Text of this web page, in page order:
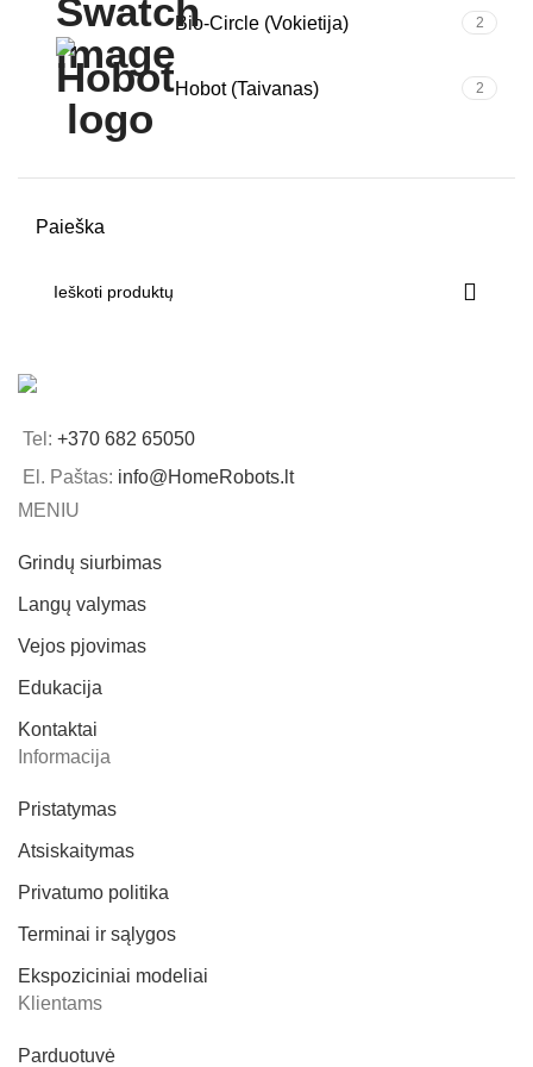
Bio-Circle (Vokietija) 2
Hobot (Taivanas) 2
Paieška
Tel: +370 682 65050
El. Paštas: info@HomeRobots.lt
MENIU
Grindų siurbimas
Langų valymas
Vejos pjovimas
Edukacija
Kontaktai
Informacija
Pristatymas
Atsiskaitymas
Privatumo politika
Terminai ir sąlygos
Ekspoziciniai modeliai
Klientams
Parduotuvė